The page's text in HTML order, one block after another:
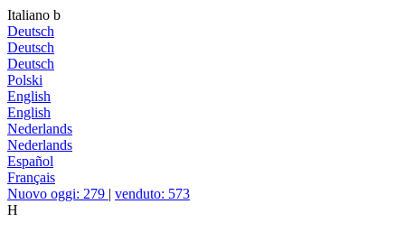
Italiano b
Deutsch
Deutsch
Deutsch
Polski
English
English
Nederlands
Nederlands
Español
Français
Nuovo oggi: 279 | venduto: 573
H